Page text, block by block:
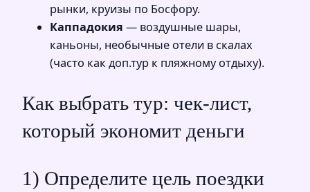
рынки, круизы по Босфору.
Каппадокия — воздушные шары,
каньоны, необычные отели в скалах
(часто как доп.тур к пляжному отдыху).
Как выбрать тур: чек-лист,
который экономит деньги
1) Определите цель поездки